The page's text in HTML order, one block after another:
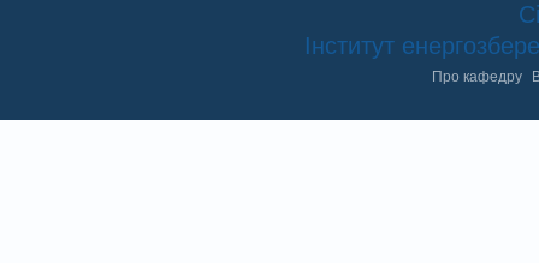
Інститут
Про кафедру